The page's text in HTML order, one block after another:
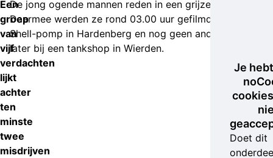
Een
groep
van
vijf
verdachten
lijkt
achter
ten
minste
twee
misdrijven
De jong ogende mannen reden in een grijze Peugeot.
Daarmee werden ze rond 03.00 uur gefilmd bij een
Shell-pomp in Hardenberg en nog geen anderhalf uur
later bij een tankshop in Wierden.
Je
Doet dit